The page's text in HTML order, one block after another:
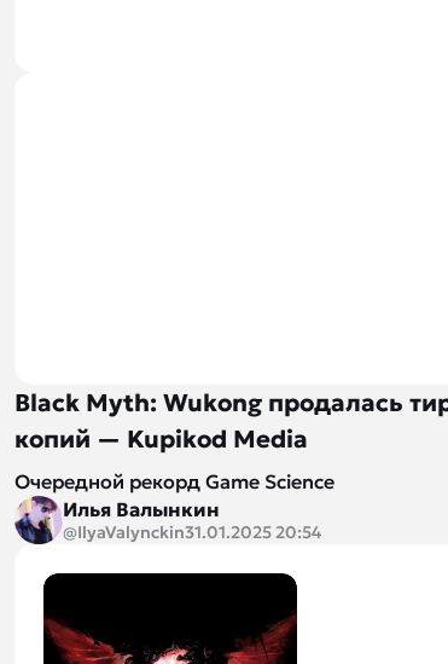
Black Myth: Wukong продалась
копий — Kupikod Media
Очередной рекорд Game Science
Илья Валынкин
@IlyaValynckin31.01.2025 20:54